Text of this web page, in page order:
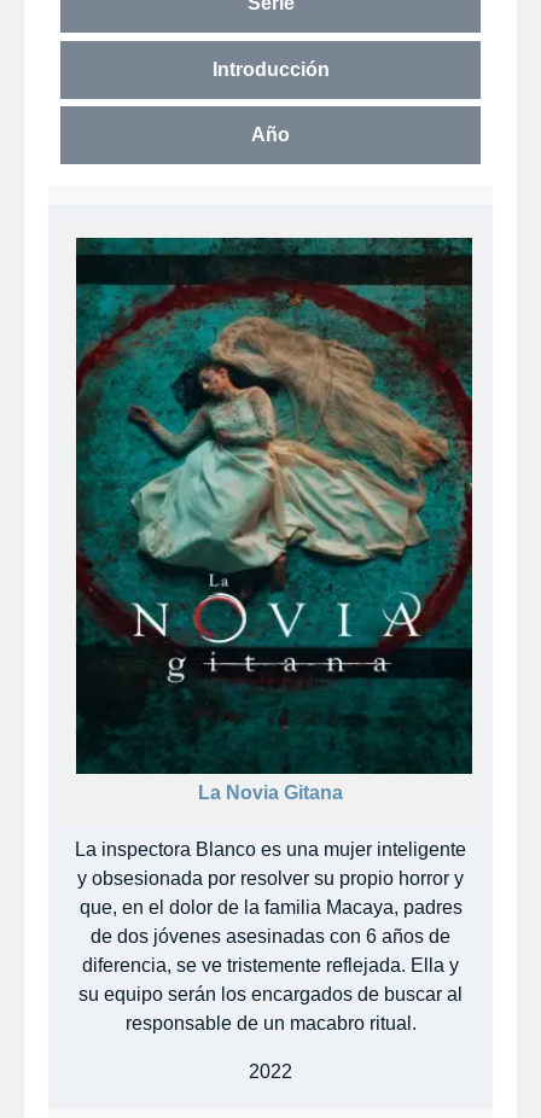
Introducción
Año
La Novia Gitana
La inspectora Blanco es una mujer inteligente
y obsesionada por resolver su propio horror y
que, en el dolor de la familia Macaya, padres
de dos jóvenes asesinadas con 6 años de
diferencia, se ve tristemente reflejada. Ella y
su equipo serán los encargados de buscar al
responsable de un macabro ritual.
2022